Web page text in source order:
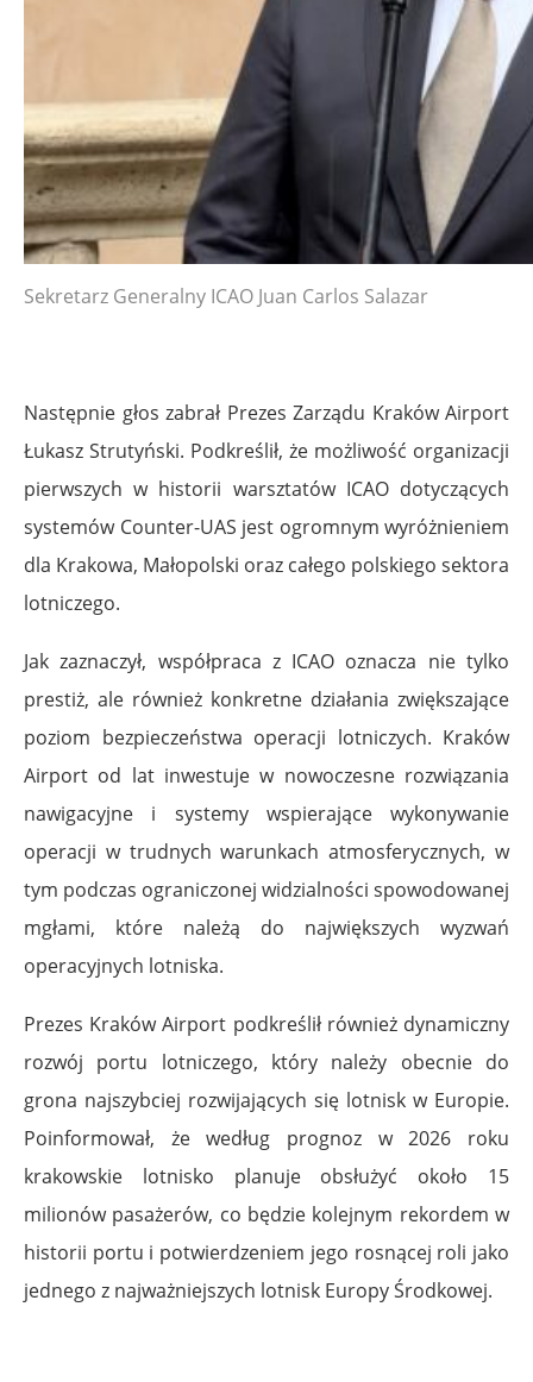
Sekretarz Generalny ICAO Juan Carlos Salazar
Następnie głos zabrał Prezes Zarządu Kraków Airport
Łukasz Strutyński. Podkreślił, że możliwość organizacji
pierwszych w historii warsztatów ICAO dotyczących
systemów Counter-UAS jest ogromnym wyróżnieniem
dla Krakowa, Małopolski oraz całego polskiego sektora
lotniczego.
Jak zaznaczył, współpraca z ICAO oznacza nie tylko
prestiż, ale również konkretne działania zwiększające
poziom bezpieczeństwa operacji lotniczych. Kraków
Airport od lat inwestuje w nowoczesne rozwiązania
nawigacyjne i systemy wspierające wykonywanie
operacji w trudnych warunkach atmosferycznych, w
tym podczas ograniczonej widzialności spowodowanej
mgłami, które należą do największych wyzwań
operacyjnych lotniska.
Prezes Kraków Airport podkreślił również dynamiczny
rozwój portu lotniczego, który należy obecnie do
grona najszybciej rozwijających się lotnisk w Europie.
Poinformował, że według prognoz w 2026 roku
krakowskie lotnisko planuje obsłużyć około 15
milionów pasażerów, co będzie kolejnym rekordem w
historii portu i potwierdzeniem jego rosnącej roli jako
jednego z najważniejszych lotnisk Europy Środkowej.